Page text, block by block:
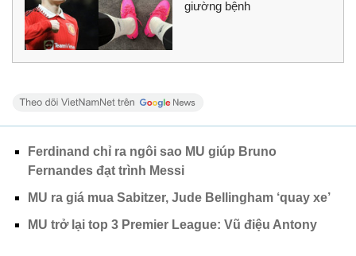
giường bệnh
Ferdinand chỉ ra ngôi sao MU giúp Bruno
Fernandes đạt trình Messi
MU ra giá mua Sabitzer, Jude Bellingham ‘quay xe’
MU trở lại top 3 Premier League: Vũ điệu Antony